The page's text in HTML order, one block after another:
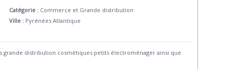
Catégorie : Commerce et Grande distribution
Ville : Pyrénées Atlantique
distribution cosmétiques petits électroménager ainsi que